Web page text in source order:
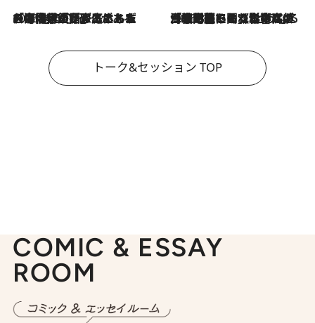
2026.8.3
「今後値上げがあるとすれば…」「リスクがあるのは今年の冬」エネルギー専門家が語る、ホルムズ海峡封鎖が家庭にもたらす“ある心配” 2026.8.3
「住宅建てられない…」「サーチャージ料の高値が続いている」ホルムズ海峡封鎖による影響はいつまで続く？《エネルギー専門家に聞く“どうなる日本の暮らし”》
トーク&セッション TOP
COMIC & ESSAY
ROOM